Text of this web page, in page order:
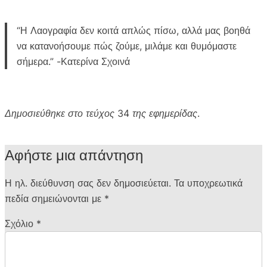
“Η Λαογραφία δεν κοιτά απλώς πίσω, αλλά μας βοηθά
να κατανοήσουμε πώς ζούμε, μιλάμε και θυμόμαστε
σήμερα.” -Κατερίνα Σχοινά
Δημοσιεύθηκε στο τεύχος 34 της εφημερίδας.
Αφήστε μια απάντηση
Η ηλ. διεύθυνση σας δεν δημοσιεύεται. Τα υποχρεωτικά
πεδία σημειώνονται με *
Σχόλιο *